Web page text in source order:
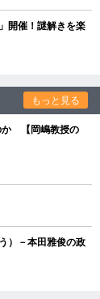
開催！謎解きを楽
もっと見る
か 【岡嶋教授の
）－本田雅俊の政